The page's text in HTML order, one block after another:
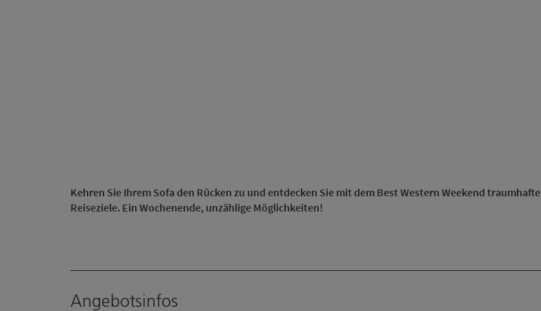
Kehren Sie Ihrem Sofa den Rücken zu und entdecken Sie mit dem Best Western Weekend traumhafte
Reiseziele. Ein Wochenende, unzählige Möglichkeiten!
Angebotsinfos